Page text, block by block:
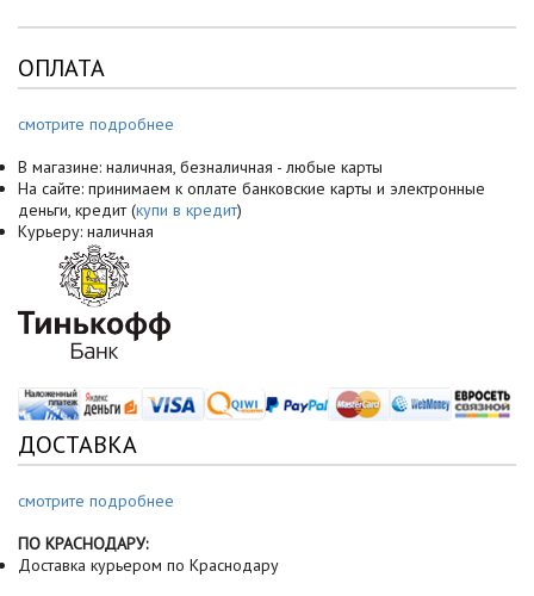
ОПЛАТА
смотрите подробнее
В магазине: наличная, безналичная - любые карты
На сайте: принимаем к оплате банковские карты и электронные
деньги, кредит (купи в кредит)
Курьеру: наличная
ДОСТАВКА
смотрите подробнее
ПО КРАСНОДАРУ:
Доставка курьером по Краснодару